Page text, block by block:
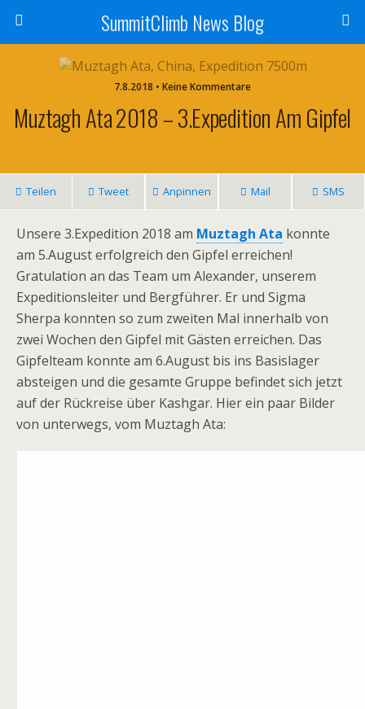
SummitClimb News Blog
7.8.2018 • Keine Kommentare
Muztagh Ata 2018 – 3.Expedition Am Gipfel
Teilen Tweet Anpinnen Mail SMS
Unsere 3.Expedition 2018 am Muztagh Ata konnte
am 5.August erfolgreich den Gipfel erreichen!
Gratulation an das Team um Alexander, unserem
Expeditionsleiter und Bergführer. Er und Sigma
Sherpa konnten so zum zweiten Mal innerhalb von
zwei Wochen den Gipfel mit Gästen erreichen. Das
Gipfelteam konnte am 6.August bis ins Basislager
absteigen und die gesamte Gruppe befindet sich jetzt
auf der Rückreise über Kashgar. Hier ein paar Bilder
von unterwegs, vom Muztagh Ata: